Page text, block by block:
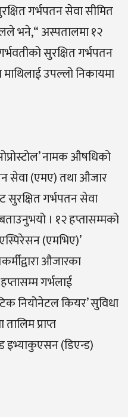
गर्भपतन सेवा सीमित
भने,“ अस्पतालमा १२
सुरक्षित गर्भपतन
उपल्लो निकायमा
नामक औषधिको
सेवा (एमए) तथा औजार
सुरक्षित गर्भपतन सेवा
। १२ हप्तासम्मको
(एमभिए)’
औजारका
गर्भलाई
नियोनेटल कियर’ सुविधा
प्राप्त
इभ्याकुएसन (डिएन्ड)